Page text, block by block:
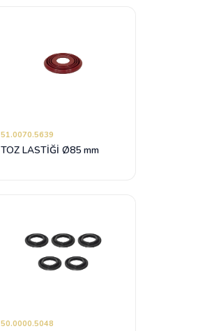
51.0070.5639
TOZ LASTİĞİ Ø85 mm
50.0000.5048